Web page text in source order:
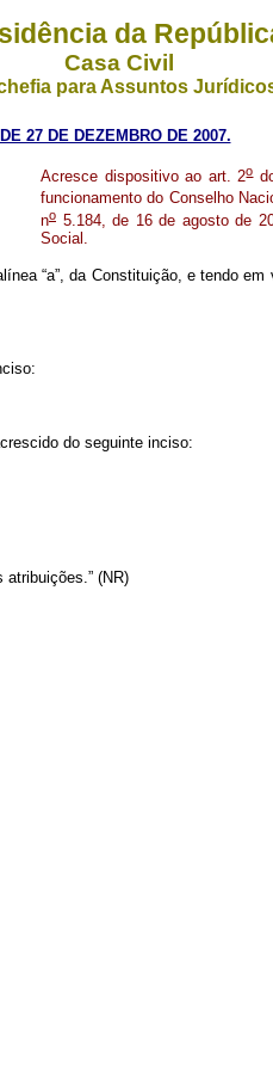
da
Casa Civil
para Assuntos
27 DE DEZEMBRO DE 2007.
Acresce dispositivo ao art. 2o
funcionamento do Conselho
no 5.184, de 16 de agosto de
Social.
“a”, da Constituição, e tendo
do seguinte inciso:
(NR)